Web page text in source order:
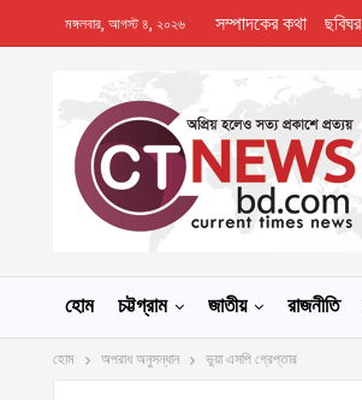
মঙ্গলবার, আগস্ট ৪, ২০২৬ সম্পাদকের কথা ছবিঘর
হোম চট্টগ্রাম জাতীয় রাজনীতি
হোম অপরাধ অনুসন্ধান ভুয়া এসপি গ্রেপ্তার